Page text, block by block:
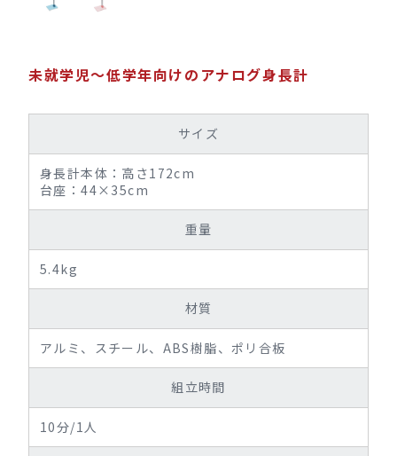
未就学児～低学年向けのアナログ身長計
サイズ
身長計本体：高さ172cm
台座：44×35cm
重量
5.4kg
材質
アルミ、スチール、ABS樹脂、ポリ合板
組立時間
10分/1人